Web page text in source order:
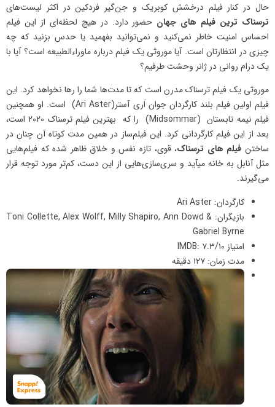
حال در کنار فیلم درخشش کوبریک و جن‌گیر فردکین در اکثر لیست‌های
ترسناک ترین فیلم های جهان حضور دارد. در هیچ ‌لحظه‌ای از این فیلم
احساس امنیت خاطر نمی‌کنید و نمی‌توانید بفهمید یا حدس بزنید که چه
چیزی در انتظارتان است. آیا موروثی یک فیلم درباره ماوراء‌الطبیعه است؟ آیا با
یک درام روانی در ژانر وحشت طرفیم؟
موروثی یک فیلم ترسناک مدرن است که تا مدت‌ها شما را رها نخواهد کرد. این
فیلم اولین فیلم بلند کارگردان جوان اَری آستر(Ari Aster) است. او همچنین
فیلم نیمه‌ تابستان (Midsommar) را که بهترین‌ فیلم ترسناک 2020 است،
بعد از این فیلم کارگردانی کرد. این فیلم‌ساز در همین مدت کوتاه آن چنان در
ساختن فیلم‌ های ترسناک، قوی، تازه نفس و خلاق ظاهر شده که فیلم‌هایی
مثل آنابل به خانه میآید و سری‌سازی‌هایی از این دست، کم‌تر مورد توجه قرار
می‌گیرند.
کارگردان: Ari Aster
بازیگران: Toni Collette, Alex Wolff, Milly Shapiro, Ann Dowd &
Gabriel Byrne
امتیاز IMDB: ۷.۳/۱۰
مدت زمان: ۱۲۷ دقیقه